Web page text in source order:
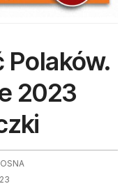
Polaków.
2023